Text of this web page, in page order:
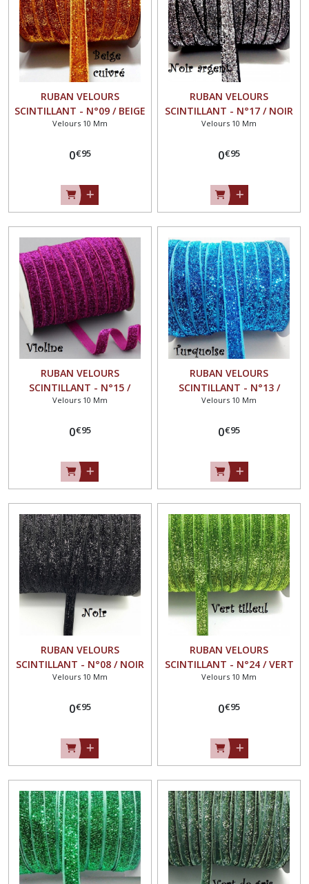
RUBAN VELOURS
SCINTILLANT - N°09 / BEIGE
CUIVRÉ ** 10 mm ** GALON
au mètre
Velours 10 Mm
0€95
RUBAN VELOURS
SCINTILLANT - N°17 / NOIR
ARGENT ** 10 mm **
Vendu au mètre
Velours 10 Mm
0€95
RUBAN VELOURS
SCINTILLANT - N°15 /
VIOLINE ** 10 mm **
Vendu au mètre
Velours 10 Mm
0€95
RUBAN VELOURS
SCINTILLANT - N°13 /
TURQUOISE ** 10 mm **
Vendu au mètre
Velours 10 Mm
0€95
RUBAN VELOURS
SCINTILLANT - N°08 / NOIR
** 10 mm ** GALON
au mètre
Velours 10 Mm
0€95
RUBAN VELOURS
SCINTILLANT - N°24 / VERT
TILLEUL ** 10 mm ** GALON
au mètre
Velours 10 Mm
0€95